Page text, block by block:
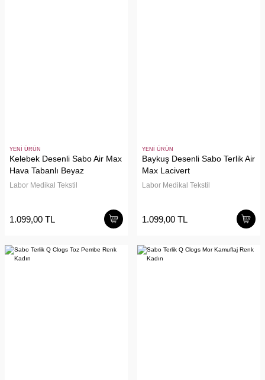
YENİ ÜRÜN
Kelebek Desenli Sabo Air Max
Hava Tabanlı Beyaz
Labor Medikal Tekstil
1.099,00 TL
YENİ ÜRÜN
Baykuş Desenli Sabo Terlik Air
Max Lacivert
Labor Medikal Tekstil
1.099,00 TL